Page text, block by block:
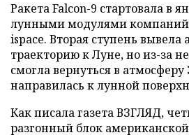
Ракета Falcon-9 стартовала в
лунными модулями компаний
ispace. Вторая ступень вывела
траекторию к Луне, но из-за
смогла вернуться в
направилась к лунной
Как писала газета ВЗГЛЯД,
разгонный блок